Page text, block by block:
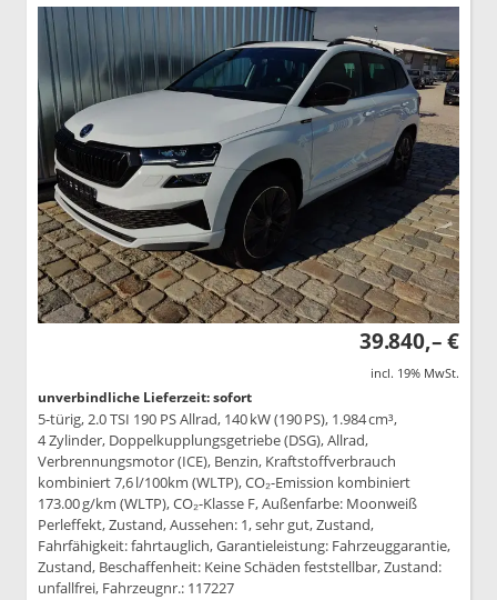
39.840,– €
incl. 19% MwSt.
unverbindliche Lieferzeit: sofort
5-türig, 2.0 TSI 190 PS Allrad, 140 kW (190 PS), 1.984 cm³,
4 Zylinder, Doppelkupplungsgetriebe (DSG), Allrad,
Verbrennungsmotor (ICE), Benzin, Kraftstoffverbrauch
kombiniert 7,6 l/100km (WLTP), CO₂-Emission kombiniert
173.00 g/km (WLTP), CO₂-Klasse F, Außenfarbe: Moonweiß
Perleffekt, Zustand, Aussehen: 1, sehr gut, Zustand,
Fahrfähigkeit: fahrtauglich, Garantieleistung: Fahrzeuggarantie,
Zustand, Beschaffenheit: Keine Schäden feststellbar, Zustand:
unfallfrei, Fahrzeugnr.: 117227